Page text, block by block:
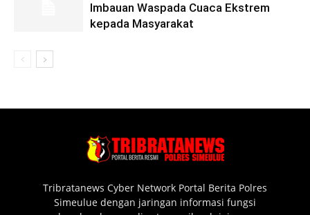
Imbauan Waspada Cuaca Ekstrem
kepada Masyarakat
Tribratanews Cyber Network Portal Berita Polres
Simeulue dengan jaringan informasi fungsi